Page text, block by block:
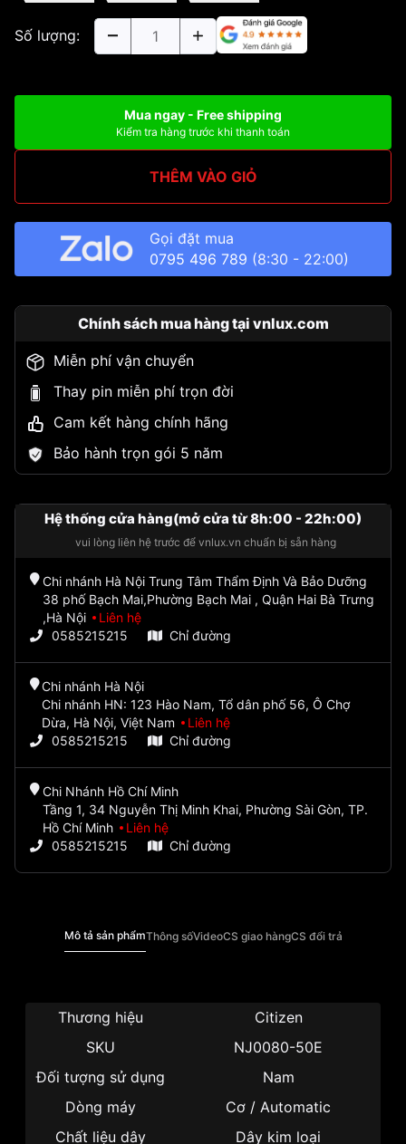
Số lượng:
Mua ngay - Free shipping
Kiểm tra hàng trước khi thanh toán
THÊM VÀO GIỎ
Gọi đặt mua
0795 496 789 (8:30 - 22:00)
Chính sách mua hàng tại vnlux.com
Miễn phí vận chuyển
Thay pin miễn phí trọn đời
Cam kết hàng chính hãng
Bảo hành trọn gói 5 năm
Hệ thống cửa hàng(mở cửa từ 8h:00 - 22h:00)
vui lòng liên hệ trước để vnlux.vn chuẩn bị sẵn hàng
Chi nhánh Hà Nội Trung Tâm Thẩm Định Và Bảo Dưỡng
38 phố Bạch Mai,Phường Bạch Mai , Quận Hai Bà Trưng
,Hà Nội
Liên hệ
0585215215
Chỉ đường
Chi nhánh Hà Nội
Chi nhánh HN: 123 Hào Nam, Tổ dân phố 56, Ô Chợ
Dừa, Hà Nội, Việt Nam
Liên hệ
0585215215
Chỉ đường
Chi Nhánh Hồ Chí Minh
Tầng 1, 34 Nguyễn Thị Minh Khai, Phường Sài Gòn, TP.
Hồ Chí Minh
Liên hệ
0585215215
Chỉ đường
Mô tả sản phẩmThông sốVideoCS giao hàngCS đổi trả
Thương hiệu
Citizen
SKU
NJ0080-50E
Đối tượng sử dụng
Nam
Dòng máy
Cơ / Automatic
Chất liệu dây
Dây kim loại